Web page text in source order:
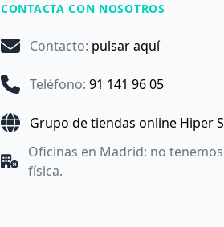
CONTACTA CON NOSOTROS
Contacto: pulsar aquí
Teléfono: 91 141 96 05
Grupo de tiendas online Hiper
Oficinas en Madrid: no
física.